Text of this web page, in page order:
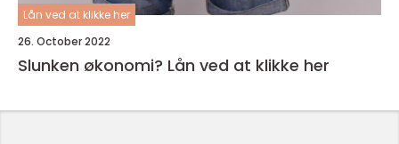
Lån ved at klikke her
26. October 2022
Slunken økonomi? Lån ved at klikke her